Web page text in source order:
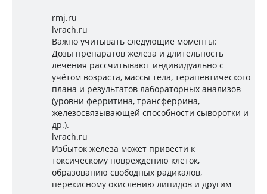
rmj.ru
lvrach.ru
Важно учитывать следующие моменты:
Дозы препаратов железа и длительность
лечения рассчитывают индивидуально с
учётом возраста, массы тела, терапевтического
плана и результатов лабораторных анализов
(уровни ферритина, трансферрина,
железосвязывающей способности сыворотки и
др.).
lvrach.ru
Избыток железа может привести к
токсическому повреждению клеток,
образованию свободных радикалов,
перекисному окислению липидов и другим